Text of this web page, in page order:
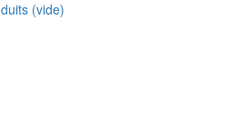
(vide)